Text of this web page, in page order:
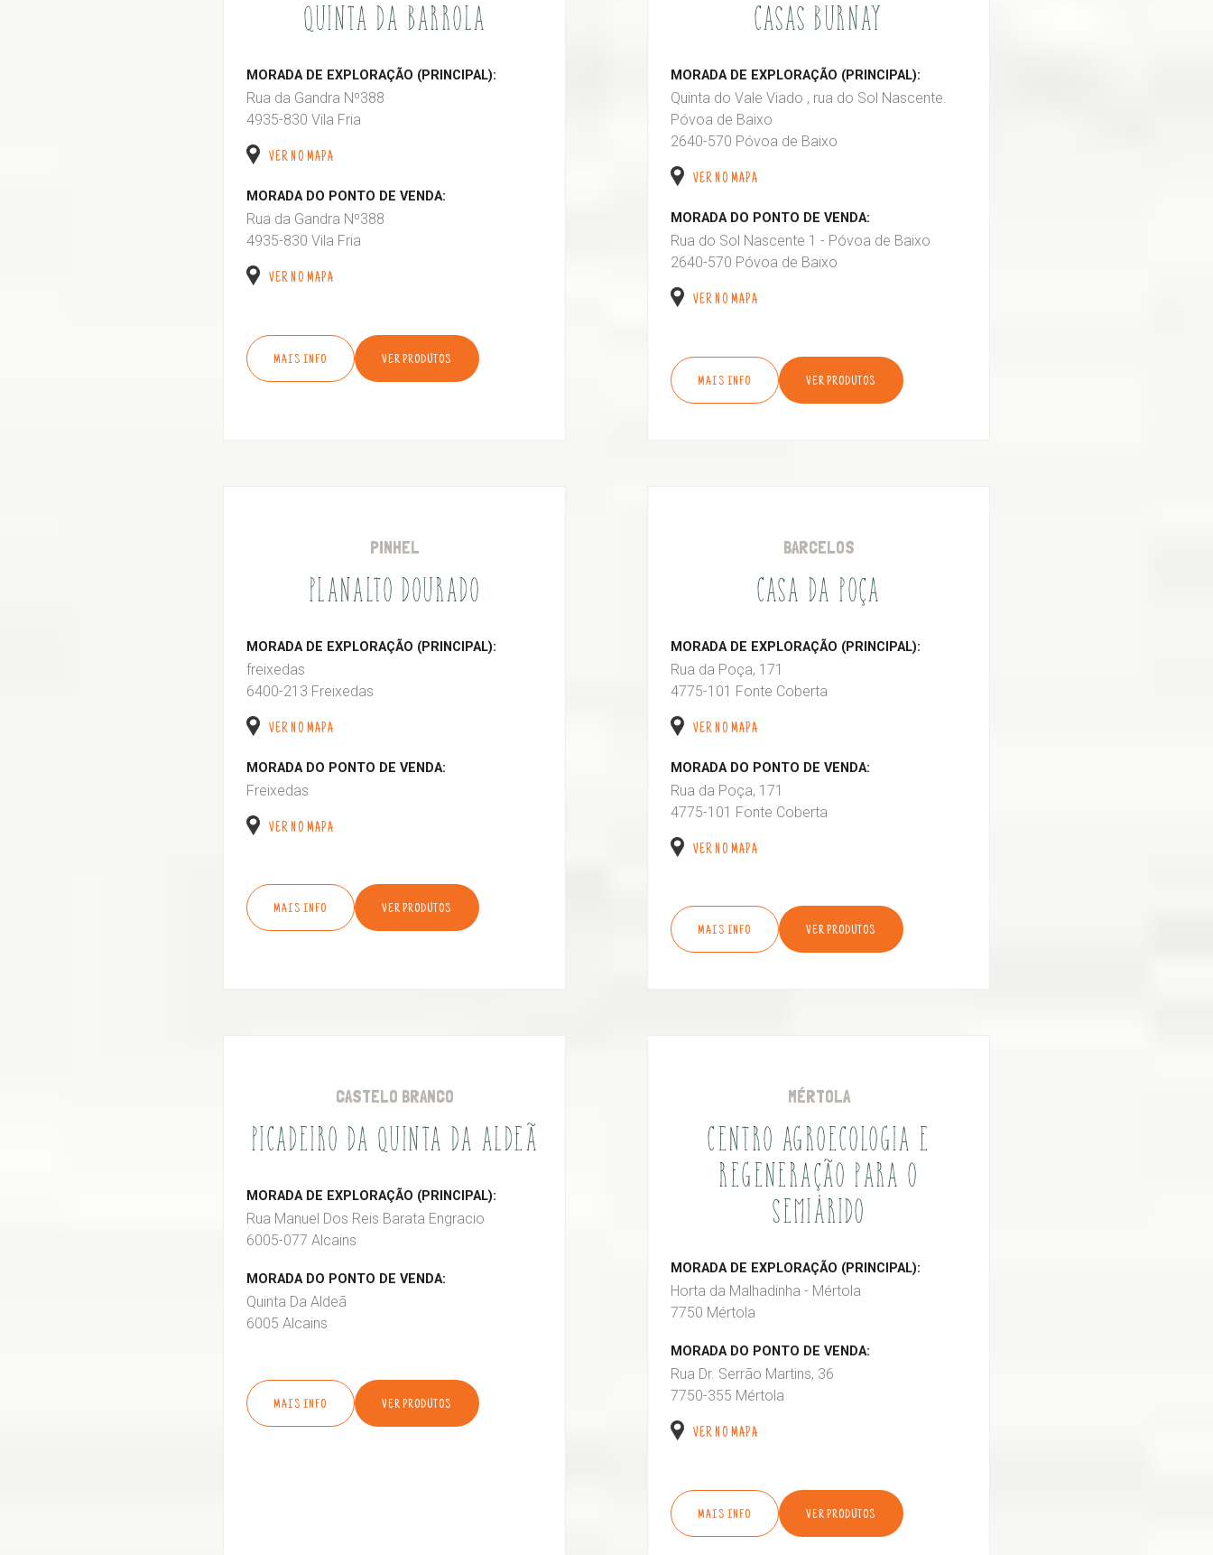
QUINTA DA BARROLA
MORADA DE EXPLORAÇÃO (PRINCIPAL):
Rua da Gandra Nº388
4935-830 Vila Fria
VER NO MAPA
MORADA DO PONTO DE VENDA:
Rua da Gandra Nº388
4935-830 Vila Fria
VER NO MAPA
MAIS INFO VER PRODUTOS
CASAS BURNAY
MORADA DE EXPLORAÇÃO (PRINCIPAL):
Quinta do Vale Viado , rua do Sol Nascente.
Póvoa de Baixo
2640-570 Póvoa de Baixo
VER NO MAPA
MORADA DO PONTO DE VENDA:
Rua do Sol Nascente 1 - Póvoa de Baixo
2640-570 Póvoa de Baixo
VER NO MAPA
MAIS INFO VER PRODUTOS
PINHEL
PLANALTO DOURADO
MORADA DE EXPLORAÇÃO (PRINCIPAL):
freixedas
6400-213 Freixedas
VER NO MAPA
MORADA DO PONTO DE VENDA:
Freixedas
VER NO MAPA
MAIS INFO VER PRODUTOS
BARCELOS
CASA DA POÇA
MORADA DE EXPLORAÇÃO (PRINCIPAL):
Rua da Poça, 171
4775-101 Fonte Coberta
VER NO MAPA
MORADA DO PONTO DE VENDA:
Rua da Poça, 171
4775-101 Fonte Coberta
VER NO MAPA
MAIS INFO VER PRODUTOS
CASTELO BRANCO
PICADEIRO DA QUINTA DA ALDEÃ
MORADA DE EXPLORAÇÃO (PRINCIPAL):
Rua Manuel Dos Reis Barata Engracio
6005-077 Alcains
MORADA DO PONTO DE VENDA:
Quinta Da Aldeã
6005 Alcains
MAIS INFO VER PRODUTOS
MÉRTOLA
CENTRO AGROECOLOGIA E
REGENERAÇÃO PARA O
SEMIÁRIDO
MORADA DE EXPLORAÇÃO (PRINCIPAL):
Horta da Malhadinha - Mértola
7750 Mértola
MORADA DO PONTO DE VENDA:
Rua Dr. Serrão Martins, 36
7750-355 Mértola
VER NO MAPA
MAIS INFO VER PRODUTOS